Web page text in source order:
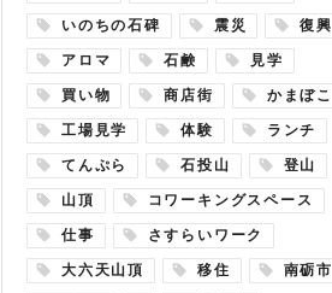
いのちの石碑 震災 復興
アロマ 石鹸 見学
買い物 商店街 かまぼこ
工場見学 体験 ランチ
てんぷら 石投山 登山
山頂 コワーキングスペース
仕事 さすらいワーク
大六天山頂 移住 南砺市